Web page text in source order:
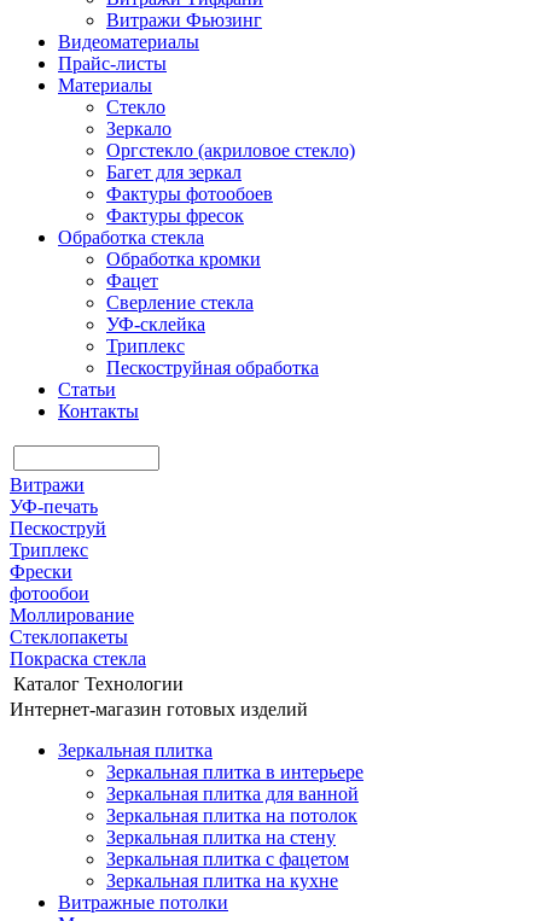
Витражи Фьюзинг
Видеоматериалы
Прайс-листы
Материалы
Стекло
Зеркало
Оргстекло (акриловое стекло)
Багет для зеркал
Фактуры фотообоев
Фактуры фресок
Обработка стекла
Обработка кромки
Фацет
Сверление стекла
УФ-склейка
Триплекс
Пескоструйная обработка
Статьи
Контакты
Витражи
УФ-печать
Пескоструй
Триплекс
Фрески
фотообои
Моллирование
Стеклопакеты
Покраска стекла
Каталог Технологии
Интернет-магазин готовых изделий
Зеркальная плитка
Зеркальная плитка в интерьере
Зеркальная плитка для ванной
Зеркальная плитка на потолок
Зеркальная плитка на стену
Зеркальная плитка с фацетом
Зеркальная плитка на кухне
Витражные потолки